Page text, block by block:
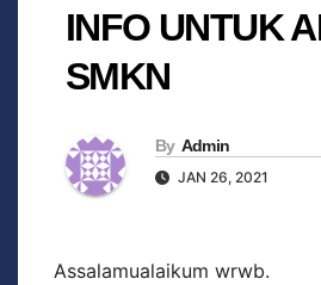
INFO UNTUK
SMKN
By Admin
JAN 26, 2021
Assalamualaikum wrwb.